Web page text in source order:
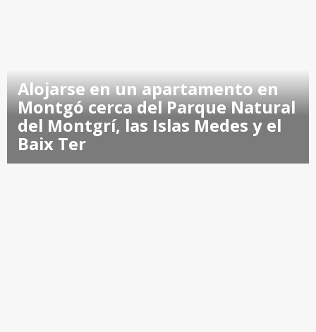
Alojarse en un apartamento en
Montgó cerca del Parque Natural
del Montgrí, las Islas Medes y el
Baix Ter